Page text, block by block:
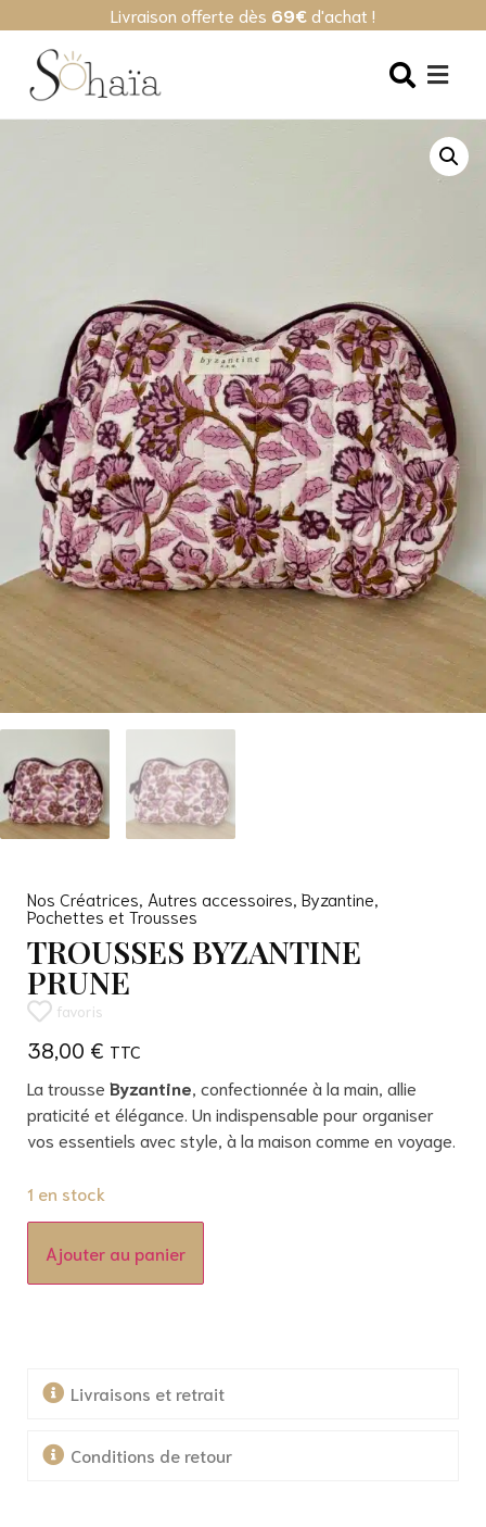
Livraison offerte dès 69€ d'achat !
Nos Créatrices Autres accessoires Byzantine
Pochettes et Trousses
TROUSSES BYZANTINE
PRUNE
favoris
38,00 €
La trousse Byzantine , confectionnée à la main, allie
praticité et élégance. Un indispensable pour organiser
vos essentiels avec style, à la maison comme en voyage.
1 en stock
Ajouter au panier
Livraisons et retrait
Conditions de retour